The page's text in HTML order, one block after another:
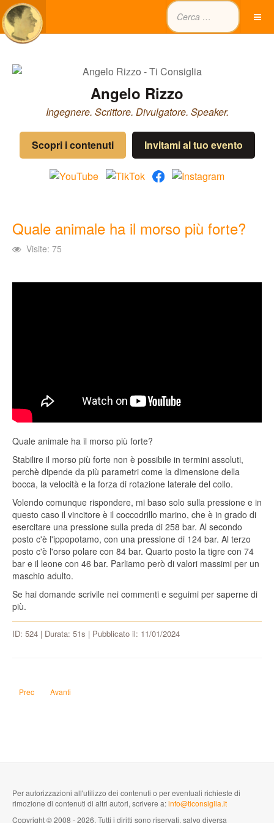
Angelo Rizzo
Ingegnere. Scrittore. Divulgatore. Speaker.
Scopri i contenuti Invitami al tuo evento
Quale animale ha il morso più forte?
Visite: 75
Quale animale ha il morso più forte?
Stabilire il morso più forte non è possibile in termini assoluti,
perchè dipende da più parametri come la dimensione della
bocca, la velocità e la forza di rotazione laterale del collo.
Volendo comunque rispondere, mi baso solo sulla pressione e in
questo caso il vincitore è il coccodrillo marino, che è in grado di
esercitare una pressione sulla preda di 258 bar. Al secondo
posto c'è l'ippopotamo, con una pressione di 124 bar. Al terzo
posto c'è l'orso polare con 84 bar. Quarto posto la tigre con 74
bar e il leone con 46 bar. Parliamo però di valori massimi per un
maschio adulto.
Se hai domande scrivile nei commenti e seguimi per saperne di
più.
ID: 524 | Durata: 51s | Pubblicato il: 11/01/2024
Articolo precedente: Quali sono i lavori che avranno più diffusione tra 20
Prec Articolo successivo: Quanta acqua si deve mette nella moka?
Avanti
Per autorizzazioni all'utilizzo dei contenuti o per eventuali richieste di
rimozione di contenuti di altri autori, scrivere a:info@ticonsiglia.it
Copyright © 2008 - 2026. Tutti i diritti sono riservati, salvo diversa